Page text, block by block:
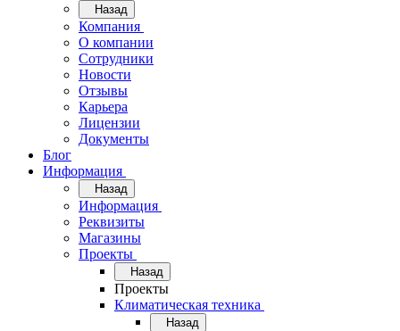
Назад
Компания
О компании
Сотрудники
Новости
Отзывы
Карьера
Лицензии
Документы
Блог
Информация
Назад
Информация
Реквизиты
Магазины
Проекты
Назад
Проекты
Климатическая техника
Назад